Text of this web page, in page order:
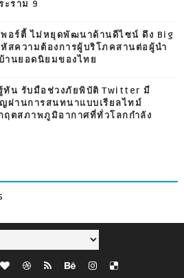
ะราม 9
พอร์ตี้ ไม่หยุดพัฒนาด้านดีไซน์ ดึง Big
สความต้องการผู้บริโภคสานต่อผู้นำ
านยอดนิยมของไทย
ทัน รับมือช่วงภัยพิบัติ Twitter มี
ผ่านการสนทนาแบบเรียลไทม์
ฤตสภาพภูมิอากาศที่ทั่วโลกกำลัง